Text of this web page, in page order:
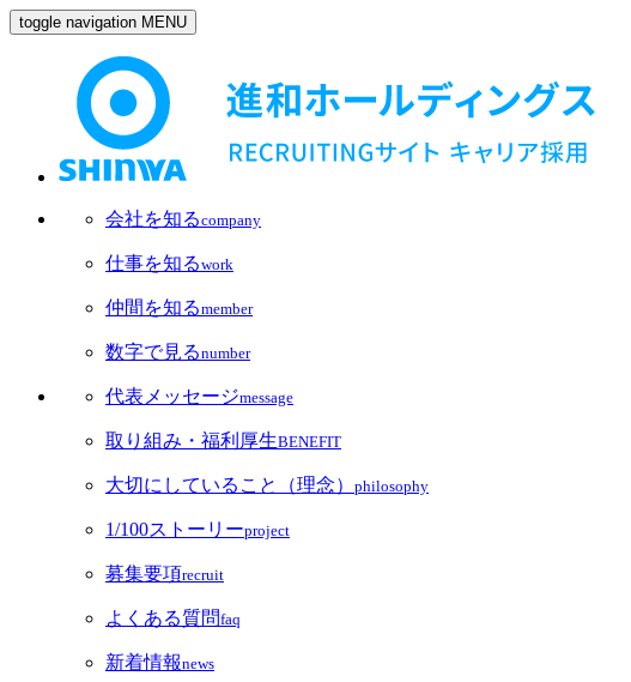
toggle navigation MENU
会社を知るcompany
仕事を知るwork
仲間を知るmember
数字で見るnumber
代表メッセージmessage
取り組み・福利厚生BENEFIT
大切にしていること（理念） philosophy
1/100ストーリーproject
募集要項recruit
よくある質問faq
新着情報news